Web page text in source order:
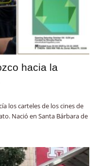
hacia la
los carteles de los cines de
Nació en Santa Bárbara de